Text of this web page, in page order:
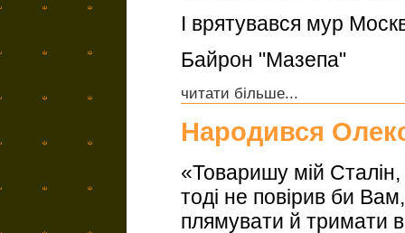
І врятувався мур
Байрон "Мазепа"
читати більше...
Народився
«Товаришу мій
тоді не повірив би
плямувати й тримати